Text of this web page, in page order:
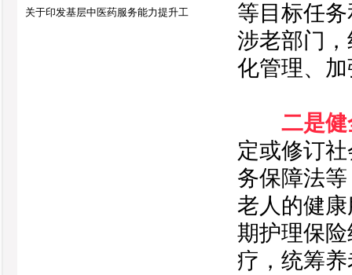
关于印发基层中医药服务能力提升工
等目标任
涉老部门
化管理、
二是
定或修订
务保障法
老人的健
期护理保
疗，统筹